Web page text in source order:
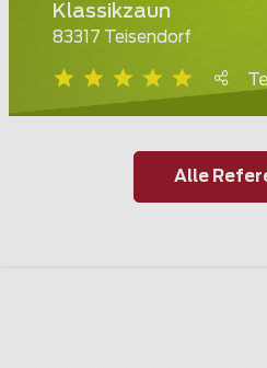
Klassikzaun
83317 Teisendorf
Alle